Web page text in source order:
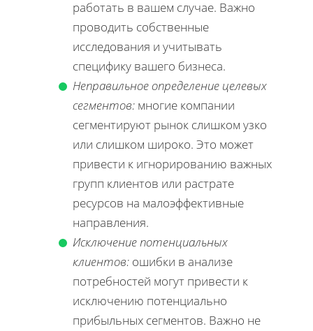
работать в вашем случае. Важно
проводить собственные
исследования и учитывать
специфику вашего бизнеса.
Неправильное определение целевых
сегментов: многие компании
сегментируют рынок слишком узко
или слишком широко. Это может
привести к игнорированию важных
групп клиентов или растрате
ресурсов на малоэффективные
направления.
Исключение потенциальных
клиентов: ошибки в анализе
потребностей могут привести к
исключению потенциально
прибыльных сегментов. Важно не